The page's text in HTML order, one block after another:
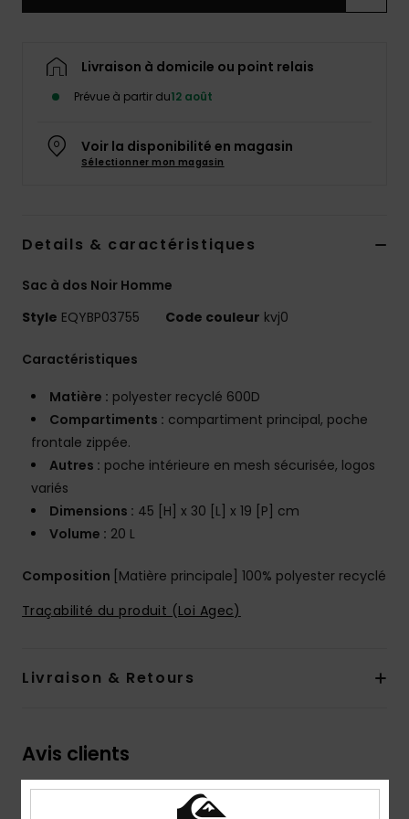
Livraison à domicile ou point relais
Prévue à partir du12 août
Voir la disponibilité en magasin
Sélectionner mon magasin
Details & caractéristiques
Sac à dos Noir Homme
Style EQYBP03755 Code couleur kvj0
Caractéristiques
Matière : polyester recyclé 600D
Compartiments : compartiment principal, poche
frontale zippée.
Autres : poche intérieure en mesh sécurisée, logos
variés
Dimensions : 45 [H] x 30 [L] x 19 [P] cm
Volume : 20 L
Composition [Matière principale] 100% polyester recyclé
Traçabilité du produit (Loi Agec)
Livraison & Retours
Avis clients